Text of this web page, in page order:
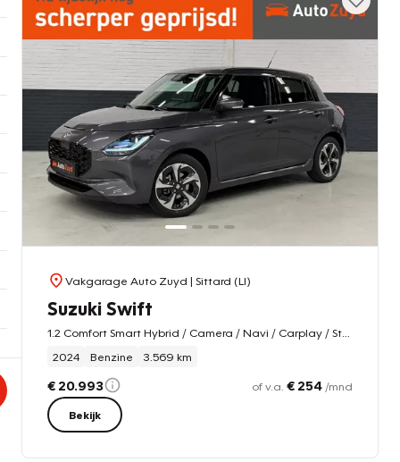
Vakgarage Auto Zuyd | Sittard (LI)
Suzuki Swift
2024
Benzine 3.569 km
€ 20.993 of v.a. € 254 /mnd
Bekijk